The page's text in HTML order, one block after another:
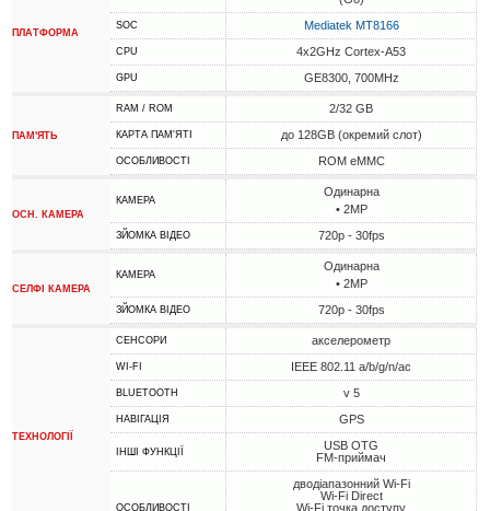
ПЛАТФОРМА
SOC Mediatek MT8166
CPU 4x2GHz Cortex-A53
GPU GE8300, 700MHz
ПАМ'ЯТЬ
RAM / ROM 2/32 GB
КАРТА ПАМ'ЯТІ до 128GB (окремий слот)
ОСОБЛИВОСТІ ROM eMMC
ОСН. КАМЕРА
КАМЕРА
Одинарна
• 2MP
ЗЙОМКА ВІДЕО 720p - 30fps
СЕЛФІ КАМЕРА
КАМЕРА
Одинарна
• 2MP
ЗЙОМКА ВІДЕО 720p - 30fps
ТЕХНОЛОГІЇ
СЕНСОРИ акселерометр
WI-FI IEEE 802.11 a/b/g/n/ac
BLUETOOTH v 5
НАВІГАЦІЯ GPS
ІНШІ ФУНКЦІЇ
USB OTG
FM-приймач
ОСОБЛИВОСТІ
дводіапазонний Wi-Fi
Wi-Fi Direct
Wi-Fi точка доступу